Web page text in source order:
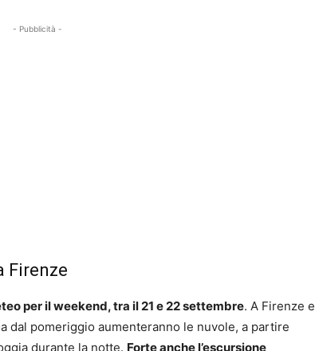
- Pubblicità -
Firenze
per il weekend, tra il 21 e 22 settembre. A Firenze e
dal pomeriggio aumenteranno le nuvole, a partire
durante la notte. Forte anche l’escursione